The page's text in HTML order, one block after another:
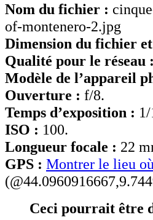
Nom du fichier :
of-montenero-2.jpg
Dimension du fichier
Qualité pour le réseau :
Modèle de l’appareil
Ouverture : f/8.
Temps d’exposition :
ISO : 100.
Longueur focale : 22
GPS : Montrer le lieu
Ceci pourrait être